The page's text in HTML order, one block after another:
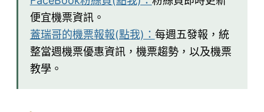
便宜機票資訊。
蓋瑞哥的機票報報(點我)： 每週五發報，統
整當週機票優惠資訊，機票趨勢，以及機票
教學。